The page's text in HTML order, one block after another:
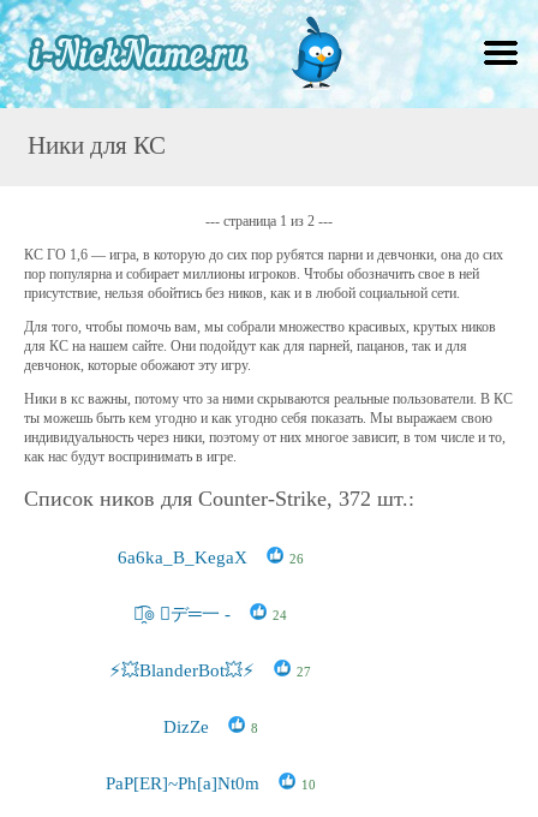
Ники для КС
--- страница 1 из 2 ---
КС ГО 1,6 — игра, в которую до сих пор рубятся парни и девчонки, она до сих
пор популярна и собирает миллионы игроков. Чтобы обозначить свое в ней
присутствие, нельзя обойтись без ников, как и в любой социальной сети.
Для того, чтобы помочь вам, мы собрали множество красивых, крутых ников
для КС на нашем сайте. Они подойдут как для парней, пацанов, так и для
девчонок, которые обожают эту игру.
Ники в кс важны, потому что за ними скрываются реальные пользователи. В КС
ты можешь быть кем угодно и как угодно себя показать. Мы выражаем свою
индивидуальность через ники, поэтому от них многое зависит, в том числе и то,
как нас будут воспринимать в игре.
Список ников для Counter-Strike, 372 шт.:
6a6ka_B_KegaX 26
๏̯͡๏ ︻デ═一 - 24
⚡💥BlanderBot💥⚡ 27
DizZe 8
PaP[ER]~Ph[a]Nt0m 10